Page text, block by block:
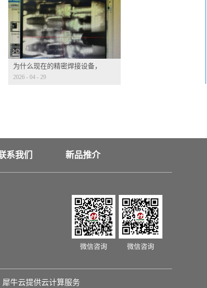
为什么现在的精密焊接设备，
2026 - 04 - 29
系我们 新品推介
微信咨询 微信咨询
犀牛云提供云计算服务